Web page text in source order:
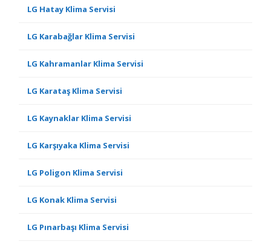
LG Hatay Klima Servisi
LG Karabağlar Klima Servisi
LG Kahramanlar Klima Servisi
LG Karataş Klima Servisi
LG Kaynaklar Klima Servisi
LG Karşıyaka Klima Servisi
LG Poligon Klima Servisi
LG Konak Klima Servisi
LG Pınarbaşı Klima Servisi